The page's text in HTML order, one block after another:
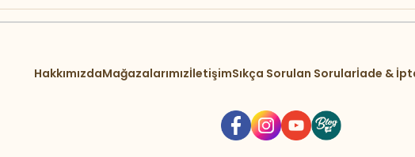
HakkımızdaMağazalarımızİletişimSıkça Sorulan Sorularİade &